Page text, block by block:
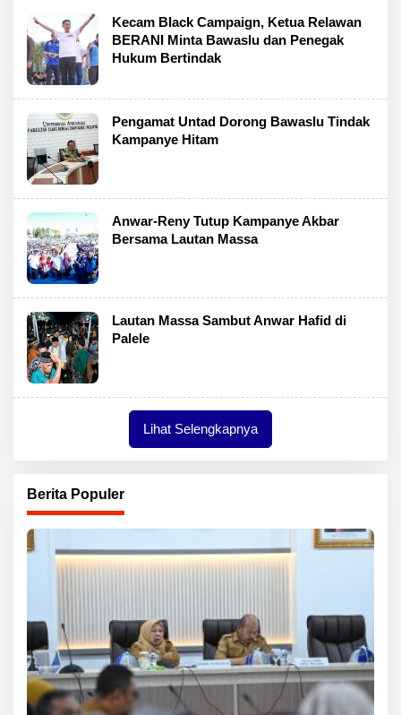
Kecam Black Campaign, Ketua Relawan
BERANI Minta Bawaslu dan Penegak
Hukum Bertindak
Pengamat Untad Dorong Bawaslu Tindak
Kampanye Hitam
Anwar-Reny Tutup Kampanye Akbar
Bersama Lautan Massa
Lautan Massa Sambut Anwar Hafid di
Palele
Lihat Selengkapnya
Berita Populer